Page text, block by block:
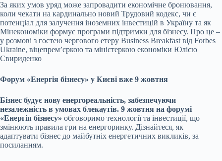
За яких умов уряд може запровадити економічне бронювання,
коли чекати на кардинально новий Трудовий кодекс, чи є
потенціал для залучення іноземних інвестицій в Україну та як
Мінекономіки формує програми підтримки для бізнесу. Про це –
у розмові з гостею чергового етеру Business Breakfast від Forbes
Ukraine, віцепремʼєркою та міністеркою економіки Юлією
Свириденко
Форум «Енергія бізнесу» у Києві вже 9 жовтня
Бізнес будує нову енергореальність, забезпечуючи
незалежність в умовах блекаутів. 9 жовтня на форумі
«Енергія бізнесу» обговоримо технології та інвестиції, що
змінюють правила гри на енергоринку. Дізнайтеся, як
адаптувати бізнес до майбутніх енергетичних викликів, за
посиланням.